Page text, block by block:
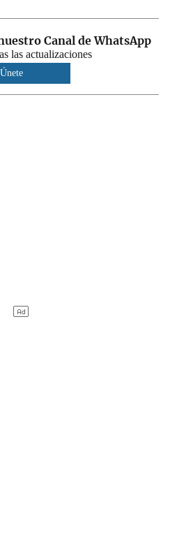
Canal de WhatsApp
las actualizaciones
Únete